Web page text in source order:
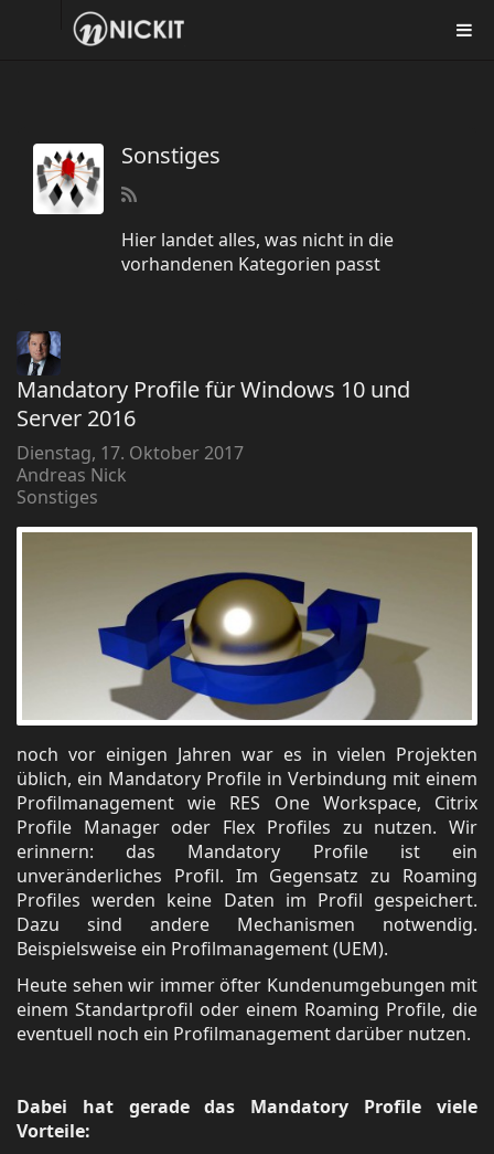
Sonstiges
Hier landet alles, was nicht in die
vorhandenen Kategorien passt
Mandatory Profile für Windows 10 und
Server 2016
Dienstag, 17. Oktober 2017
Andreas Nick
Sonstiges
noch vor einigen Jahren war es in vielen Projekten
üblich, ein Mandatory Profile in Verbindung mit einem
Profilmanagement wie RES One Workspace, Citrix
Profile Manager oder Flex Profiles zu nutzen. Wir
erinnern: das Mandatory Profile ist ein
unveränderliches Profil. Im Gegensatz zu Roaming
Profiles werden keine Daten im Profil gespeichert.
Dazu sind andere Mechanismen notwendig.
Beispielsweise ein Profilmanagement (UEM).
Heute sehen wir immer öfter Kundenumgebungen mit
einem Standartprofil oder einem Roaming Profile, die
eventuell noch ein Profilmanagement darüber nutzen.
Dabei hat gerade das Mandatory Profile viele
Vorteile: